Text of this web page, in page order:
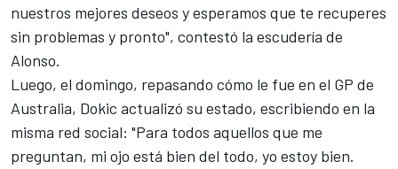
nuestros mejores deseos y esperamos que te recuperes
sin problemas y pronto", contestó la escudería de
Alonso.
Luego, el domingo, repasando cómo le fue en el GP de
Australia, Dokic actualizó su estado, escribiendo en la
misma red social: "Para todos aquellos que me
preguntan, mi ojo está bien del todo, yo estoy bien.